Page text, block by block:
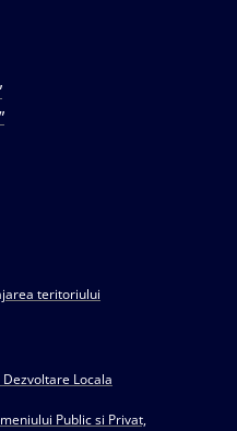
teritoriului
Locala
Public si Privat,